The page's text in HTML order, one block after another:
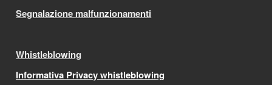
Segnalazione malfunzionamenti
Whistleblowing
Informativa Privacy whistleblowing